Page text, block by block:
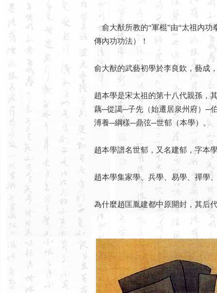
俞大猷所教的“軍棍”由“太祖內功
傳內功功法）！
俞大猷的武藝初學於李良欽，藝成
趙本學是宋太祖的第十八代親孫，
藕─從譪─子先（始遷居泉州府）─
溥養─綱樣─鼎弦─世郁（本學）。
趙本學譜名世郁，又名建郁，字本
趙本學集家學、兵學、易學、禪
為什麼趙匡胤建都中原開封，其后